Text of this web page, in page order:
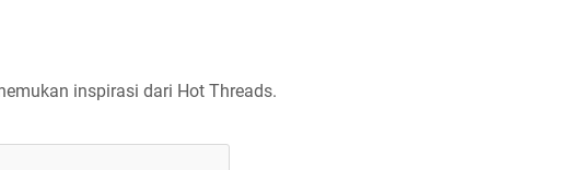
inspirasi dari Hot Threads.